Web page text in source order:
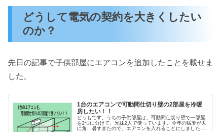
どうして電気の契約を大きくしたい
のか？
先日の記事で子供部屋にエアコンを追加したことを載せま
した。
1台のエアコンで可動間仕切り壁の2部屋を冷暖
房したい！！
どうもです。うちの子供部屋は、可動間仕切り壁で一部屋
を2つに分けて、兄妹2人で使っています。今年の猛暑が兎
に角、暑すぎたので、エアコンを入れることにしました。